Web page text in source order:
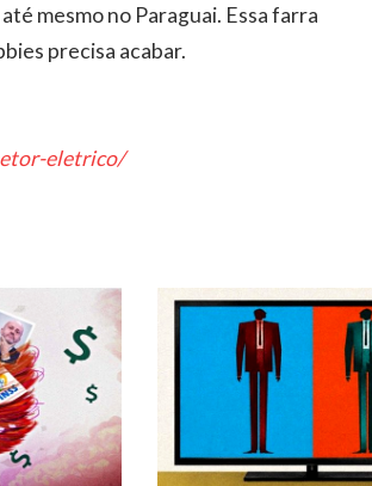
mesmo no Paraguai. Essa farra
precisa acabar.
eletrico/